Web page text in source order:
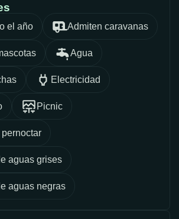
el año Admiten caravanas
Agua
Electricidad
Picnic
aguas grises
aguas negras